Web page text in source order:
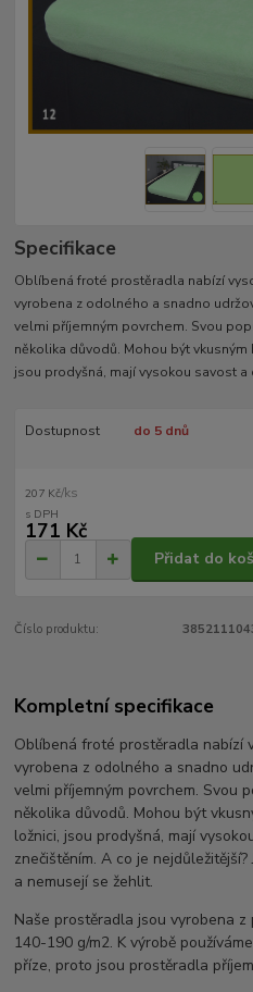
Specifikace
Oblíbená froté prostěradla nabízí
vyrobena z odolného a snadno
velmi příjemným povrchem. Svou
několika důvodů. Mohou být
jsou prodyšná, mají vysokou savost a
Dostupnost do 5 dnů
207 Kč/ks
171 Kč
Přidat do
Číslo produktu:
Kompletní specifikace
Oblíbená froté prostěradla nabízí
vyrobena z odolného a snadno
velmi příjemným povrchem. Svou
několika důvodů. Mohou být
ložnici, jsou prodyšná, mají
znečištěním. A co je
a nemusejí se žehlit.
Naše prostěradla jsou vyrobena
140-190 g/m2. K výrobě
příze, proto jsou prostěradla